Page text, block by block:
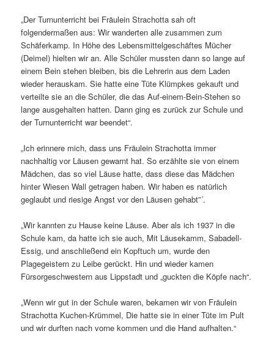
„Der Turnunterricht bei Fräulein Strachotta sah oft
folgendermaßen aus: Wir wanderten alle zusammen zum
Schäferkamp. In Höhe des Lebensmittelgeschäftes Mücher
(Deimel) hielten wir an. Alle Schüler mussten dann so lange auf
einem Bein stehen bleiben, bis die Lehrerin aus dem Laden
wieder herauskam. Sie hatte eine Tüte Klümpkes gekauft und
verteilte sie an die Schüler, die das Auf-einem-Bein-Stehen so
lange ausgehalten hatten. Dann ging es zurück zur Schule und
der Turnunterricht war beendet“.
„Ich erinnere mich, dass uns Fräulein Strachotta immer
nachhaltig vor Läusen gewarnt hat. So erzählte sie von einem
Mädchen, das so viel Läuse hatte, dass diese das Mädchen
hinter Wiesen Wall getragen haben. Wir haben es natürlich
geglaubt und riesige Angst vor den Läusen gehabt”´.
„Wir kannten zu Hause keine Läuse. Aber als ich 1937 in die
Schule kam, da hatte ich sie auch, Mit Läusekamm, Sabadell-
Essig, und anschließend ein Kopftuch um, wurde den
Plagegeistern zu Leibe gerückt. Hin und wieder kamen
Fürsorgeschwestern aus Lippstadt und „guckten die Köpfe nach“.
„Wenn wir gut in der Schule waren, bekamen wir von Fräulein
Strachotta Kuchen-Krümmel, Die hatte sie in einer Tüte im Pult
und wir durften nach vorne kommen und die Hand aufhalten.“